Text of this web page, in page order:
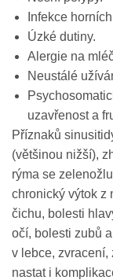
Infekce
Úzké dutiny.
Alergie na
Neustálé
uzavřenost a
Příznaků
(většinou nižší),
rýma se
chronický výtok z
čichu, bolesti
očí, bolesti zubů
v lebce, zvracení,
nastat i